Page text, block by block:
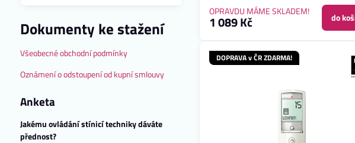
OPRAVDU MÁME SKLADEM!
1 089 Kč do
DOPRAVA v ČR ZDARMA!
Dokumenty ke stažení
Všeobecné obchodní podmínky
Oznámení o odstoupení od kupní smlouvy
Anketa
Jakému ovládání stínicí techniky dáváte
přednost?